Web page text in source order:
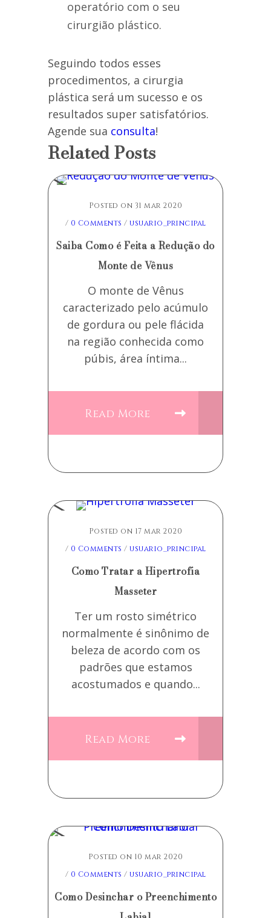
operatório com o seu
cirurgião plástico.
Seguindo todos esses
procedimentos, a cirurgia
plástica será um sucesso e os
resultados super satisfatórios.
Agende sua consulta!
Related Posts
Posted on 31 mar 2020
/ 0 Comments / usuario_principal
Saiba Como é Feita a Redução do
Monte de Vênus
O monte de Vênus
caracterizado pelo acúmulo
de gordura ou pele flácida
na região conhecida como
púbis, área íntima...
Read More
Posted on 17 mar 2020
/ 0 Comments / usuario_principal
Como Tratar a Hipertrofia
Masseter
Ter um rosto simétrico
normalmente é sinônimo de
beleza de acordo com os
padrões que estamos
acostumados e quando...
Read More
Posted on 10 mar 2020
/ 0 Comments / usuario_principal
Como Desinchar o Preenchimento